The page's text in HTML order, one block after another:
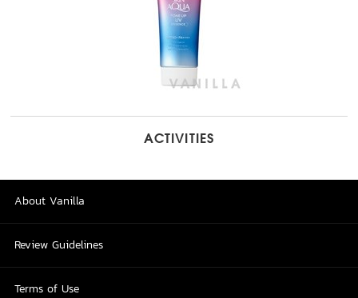
ACTIVITIES
About Vanilla
Review Guidelines
Terms of Use